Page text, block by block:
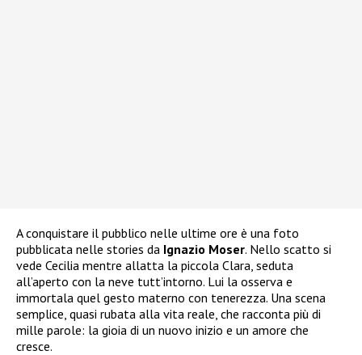
A conquistare il pubblico nelle ultime ore è una foto
pubblicata nelle stories da Ignazio Moser. Nello scatto si
vede Cecilia mentre allatta la piccola Clara, seduta
all’aperto con la neve tutt’intorno. Lui la osserva e
immortala quel gesto materno con tenerezza. Una scena
semplice, quasi rubata alla vita reale, che racconta più di
mille parole: la gioia di un nuovo inizio e un amore che
cresce.